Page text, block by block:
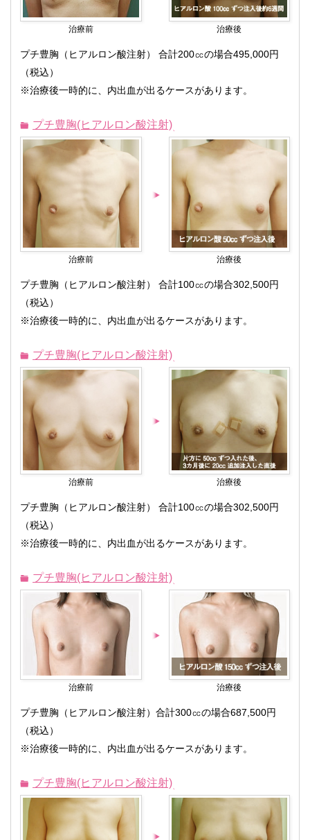
治療前 治療後
プチ豊胸（ヒアルロン酸注射） 合計200㏄の場合495,000円
（税込）
※治療後一時的に、内出血が出るケースがあります。
プチ豊胸(ヒアルロン酸注射)
治療前 治療後
プチ豊胸（ヒアルロン酸注射） 合計100㏄の場合302,500円
（税込）
※治療後一時的に、内出血が出るケースがあります。
プチ豊胸(ヒアルロン酸注射)
治療前 治療後
プチ豊胸（ヒアルロン酸注射） 合計100㏄の場合302,500円
（税込）
※治療後一時的に、内出血が出るケースがあります。
プチ豊胸(ヒアルロン酸注射)
治療前 治療後
プチ豊胸（ヒアルロン酸注射）合計300㏄の場合687,500円
（税込）
※治療後一時的に、内出血が出るケースがあります。
プチ豊胸(ヒアルロン酸注射)